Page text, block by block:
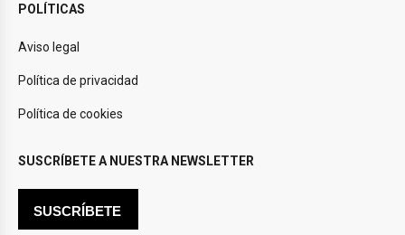
POLÍTICAS
Aviso legal
Política de privacidad
Política de cookies
SUSCRÍBETE A NUESTRA NEWSLETTER
SUSCRÍBETE